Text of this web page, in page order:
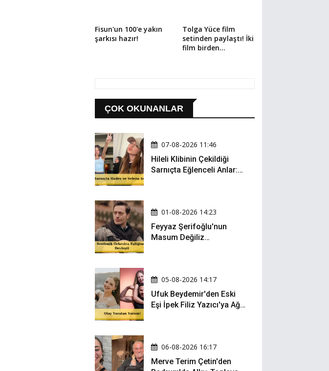
Fisun'un 100'e yakın
şarkısı hazır!
Tolga Yüce film
setinden paylaştı! İki
film birden...
ÇOK OKUNANLAR
07-08-2026 11:46
Hileli Klibinin Çekildiği
Sarnıçta Eğlenceli Anlar:
01-08-2026 14:23
Feyyaz Şerifoğlu'nun
Masum Değiliz
05-08-2026 14:17
Ufuk Beydemir'den Eski
Eşi İpek Filiz Yazıcı'ya Ağır
06-08-2026 16:17
Merve Terim Çetin'den